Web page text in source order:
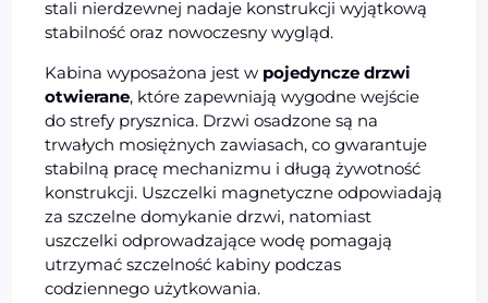
stali nierdzewnej nadaje konstrukcji wyjątkową
stabilność oraz nowoczesny wygląd.
Kabina wyposażona jest w pojedyncze drzwi
otwierane, które zapewniają wygodne wejście
do strefy prysznica. Drzwi osadzone są na
trwałych mosiężnych zawiasach, co gwarantuje
stabilną pracę mechanizmu i długą żywotność
konstrukcji. Uszczelki magnetyczne odpowiadają
za szczelne domykanie drzwi, natomiast
uszczelki odprowadzające wodę pomagają
utrzymać szczelność kabiny podczas
codziennego użytkowania.